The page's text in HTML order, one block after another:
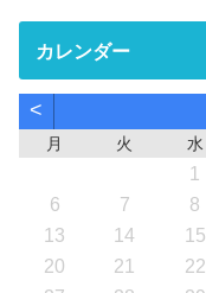
カレンダー
<
月 火 水
1
6
7 8
13
14 15
20
21 22